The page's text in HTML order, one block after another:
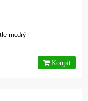
modrý